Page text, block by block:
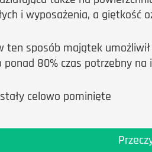
i wyposażenia, a giętkość
ten sposób majątek
ponad 80% czas potrzebny na
celowo pominięte